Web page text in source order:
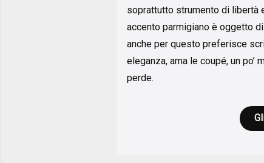
soprattutto strumento di libertà
accento parmigiano è oggetto
anche per questo preferisce
eleganza, ama le coupé, un po’
perde.